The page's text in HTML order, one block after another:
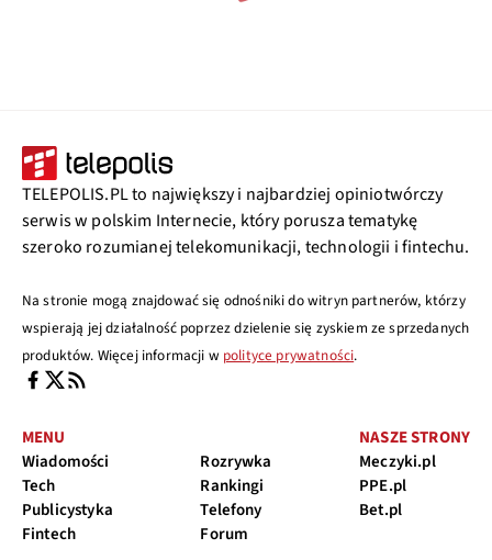
TELEPOLIS.PL to największy i najbardziej opiniotwórczy
serwis w polskim Internecie, który porusza tematykę
szeroko rozumianej telekomunikacji, technologii i fintechu.
Na stronie mogą znajdować się odnośniki do witryn partnerów, którzy
wspierają jej działalność poprzez dzielenie się zyskiem ze sprzedanych
produktów. Więcej informacji w polityce prywatności.
MENU
Wiadomości
Tech
Publicystyka
Fintech
Rozrywka
Rankingi
Telefony
Forum
NASZE STRONY
Meczyki.pl
PPE.pl
Bet.pl